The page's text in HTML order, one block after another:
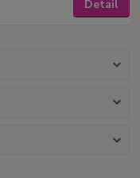
Detail